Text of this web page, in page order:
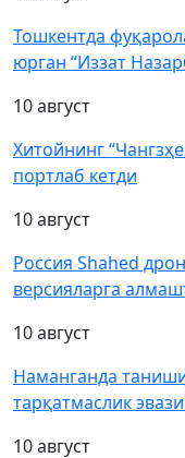
Тошкентда
юрган “Иззат
10 август
Хитойнинг
портлаб кетди
10 август
Россия Shahed
версияларга
10 август
Наманганда
тарқатмаслик
10 август